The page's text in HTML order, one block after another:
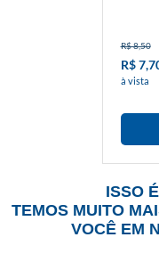
R$ 8,50
R$
à vista
ISSO
TEMOS MUITO
VOCÊ EM